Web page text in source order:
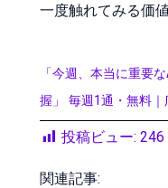
一度触れてみる価
「今週、本当に重要
握」 毎週1通・無料
投稿ビュー: 246
関連記事: